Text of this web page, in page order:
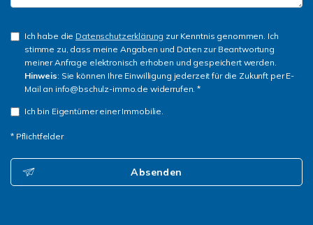
Ich habe die Datenschutzerklärung zur Kenntnis genommen. Ich
stimme zu, dass meine Angaben und Daten zur Beantwortung
meiner Anfrage elektronisch erhoben und gespeichert werden.
Hinweis: Sie können Ihre Einwilligung jederzeit für die Zukunft per E-
Mail an info@bschulz-immo.de widerrufen. *
Ich bin Eigentümer einer Immobilie.
* Pflichtfelder
Absenden